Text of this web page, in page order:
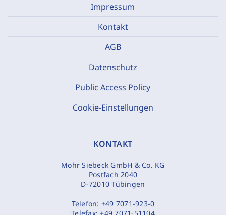
Impressum
Kontakt
AGB
Datenschutz
Public Access Policy
Cookie-Einstellungen
KONTAKT
Mohr Siebeck GmbH & Co. KG
Postfach 2040
D-72010 Tübingen
Telefon: +49 7071-923-0